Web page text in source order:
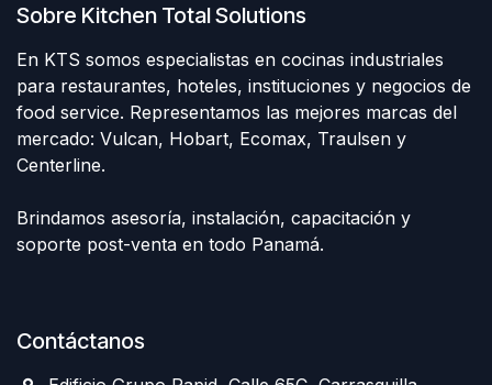
Sobre Kitchen Total Solutions
En KTS somos especialistas en cocinas industriales
para restaurantes, hoteles, instituciones y negocios de
food service. Representamos las mejores marcas del
mercado: Vulcan, Hobart, Ecomax, Traulsen y
Centerline.
Brindamos asesoría, instalación, capacitación y
soporte post-venta en todo Panamá.
Contáctanos